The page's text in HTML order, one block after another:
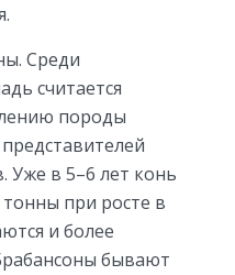
Среди
считается
породы
Уже в 5–6 лет конь
при росте в
и более
бывают